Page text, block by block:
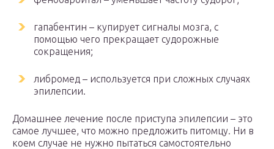
гапабентин – купирует сигналы мозга, с
помощью чего прекращает судорожные
сокращения;
либромед – используется при сложных случаях
эпилепсии.
Домашнее лечение после приступа эпилепсии – это
самое лучшее, что можно предложить питомцу. Ни в
коем случае не нужно пытаться самостоятельно